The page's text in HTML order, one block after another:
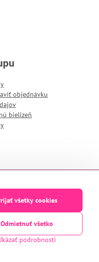
objednávku
bielizeň
podrobnosti
všetky cookies
Odmietnuť všetko